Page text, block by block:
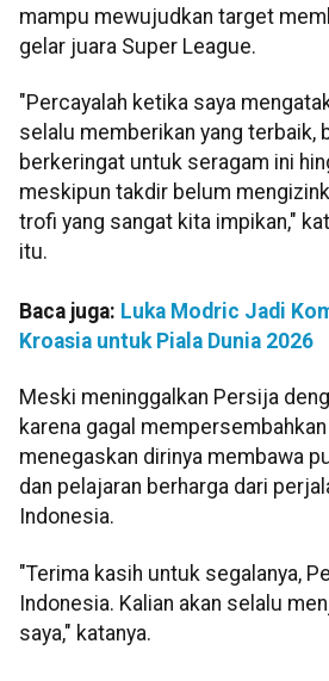
mampu mewujudkan target
gelar juara Super League.
"Percayalah ketika saya
selalu memberikan yang terbaik,
berkeringat untuk seragam ini
meskipun takdir belum
trofi yang sangat kita impikan,"
itu.
Baca juga: Luka Modric Jadi
Kroasia untuk Piala Dunia 2026
Meski meninggalkan Persija
karena gagal
menegaskan dirinya membawa
dan pelajaran berharga dari
Indonesia.
"Terima kasih untuk segalanya,
Indonesia. Kalian akan selalu
saya," katanya.